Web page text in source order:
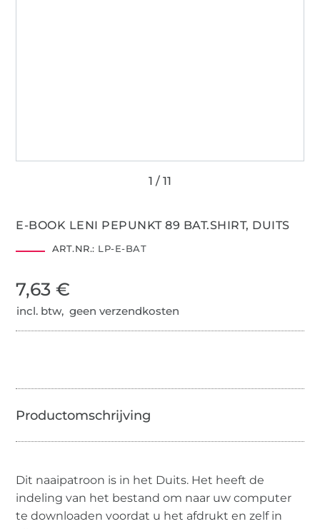
E-BOOK LENI PEPUNKT 89 BAT.SHIRT, DUITS
ART.NR.: LP-E-BAT
7,63 €
incl. btw, geen verzendkosten
Dit naaipatroon is in het Duits. Het heeft de
indeling van het bestand om naar uw computer
te downloaden voordat u het afdrukt en zelf in